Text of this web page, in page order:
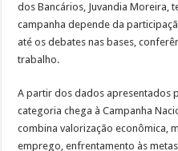
dos Bancários, Juvandia Moreira,
campanha depende da
até os debates nas bases,
trabalho.
A partir dos dados apresentados
categoria chega à Campanha
combina valorização econômica,
emprego, enfrentamento às